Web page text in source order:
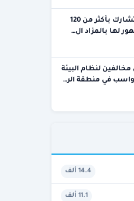
مزرعة رومانية تشارك بأكثر من 120
لها بالمزاد ال…
مخالفين لنظام البيئة
في منطقة الر…
14.4 ألف
11.1 ألف